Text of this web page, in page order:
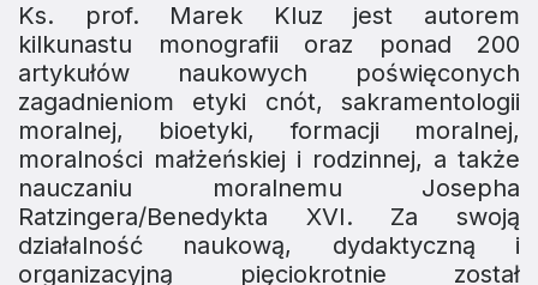
Ks. prof. Marek Kluz jest autorem
kilkunastu monografii oraz ponad 200
artykułów naukowych poświęconych
zagadnieniom etyki cnót, sakramentologii
moralnej, bioetyki, formacji moralnej,
moralności małżeńskiej i rodzinnej, a także
nauczaniu moralnemu Josepha
Ratzingera/Benedykta XVI. Za swoją
działalność naukową, dydaktyczną i
organizacyjną pięciokrotnie został